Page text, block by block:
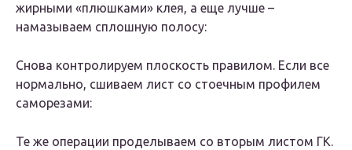
жирными «плюшками» клея, а еще лучше –
намазываем сплошную полосу:
Снова контролируем плоскость правилом. Если все
нормально, сшиваем лист со стоечным профилем
саморезами:
Те же операции проделываем со вторым листом ГК.